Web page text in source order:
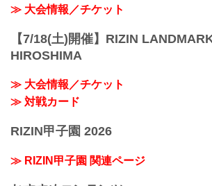
≫ 大会情報／チケット
【7/18(土)開催】RIZIN
HIROSHIMA
≫ 大会情報／チケット
≫ 対戦カード
RIZIN甲子園 2026
≫ RIZIN甲子園 関連ページ